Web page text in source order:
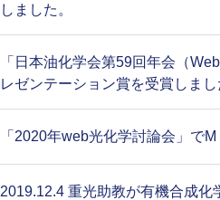
しました。
「日本油化学会第59回年会（
レゼンテーション賞を受賞しま
「2020年web光化学討論会」で
2019.12.4 重光助教が有機合成